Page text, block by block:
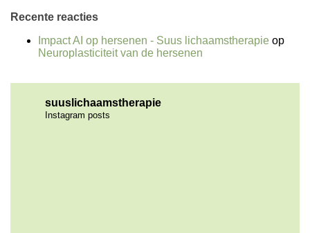
Recente reacties
Impact AI op hersenen - Suus lichaamstherapie op
Neuroplasticiteit van de hersenen
suuslichaamstherapie
Instagram posts